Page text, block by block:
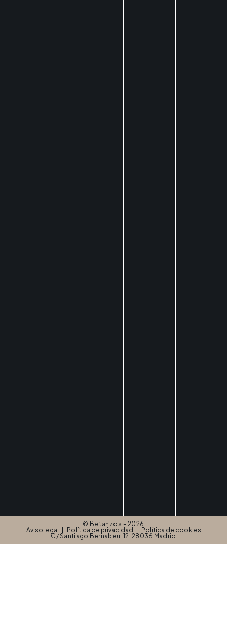
© Betanzos - 2026
Aviso legal
Política de privacidad
Política de cookies
C/ Santiago Bernabeu, 12. 28036 Madrid